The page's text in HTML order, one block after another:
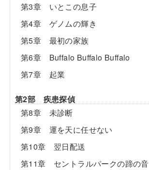
第3章 いとこの息子
第4章 ゲノムの輝き
第5章 最初の家族
第6章 Buffalo Buffalo Buffalo
第7章 起業
第2部 疾患探偵
第8章 未診断
第9章 運を天に任せない
第10章 翌日配送
第11章 セントラルパークの蹄の音